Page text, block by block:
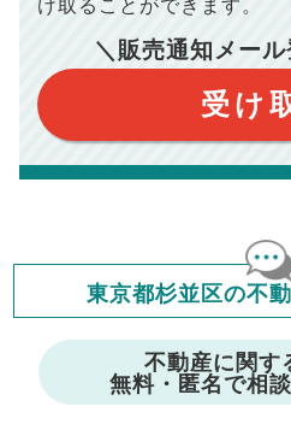
このシミュレーターは元利均等返
このシミュレーターは、四捨五
このシミュレーターはお借り入
このシミュレーターでの結果は、
ありません。
このシミュレーターをご利用さ
ますが、お借り入れの際に各金融
会員マイペ
修繕費・管理費の
で予めご了承ください。
おります。（物件価格×3%＋6万
け取ることができます。
＼販売通知メー
受け
東京都杉並区の不
不動産に関す
無料・匿名で相